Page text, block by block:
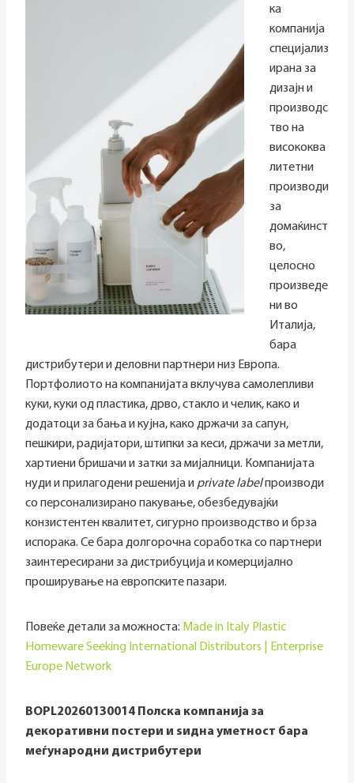
ка
компанија
специјализ
ирана за
дизајн и
производс
тво на
висококва
литетни
производи
за
домаќинст
во,
целосно
произведе
ни во
Италија,
бара
дистрибутери и деловни партнери низ Европа.
Портфолиото на компанијата вклучува самолепливи
куки, куки од пластика, дрво, стакло и челик, како и
додатоци за бања и кујна, како држачи за сапун,
пешкири, радијатори, штипки за кеси, држачи за метли,
хартиени бришачи и затки за мијалници. Компанијата
нуди и прилагодени решенија и private labelпроизводи
со персонализирано пакување, обезбедувајќи
конзистентен квалитет, сигурно производство и брза
испорака. Се бара долгорочна соработка со партнери
заинтересирани за дистрибуција и комерцијално
проширување на европските пазари.
Повеќе детали за можноста: Made in Italy Plastic
Homeware Seeking International Distributors | Enterprise
Europe Network
BOPL20260130014 Полска компанија за
декоративни постери и ѕидна уметност бара
меѓународни дистрибутери